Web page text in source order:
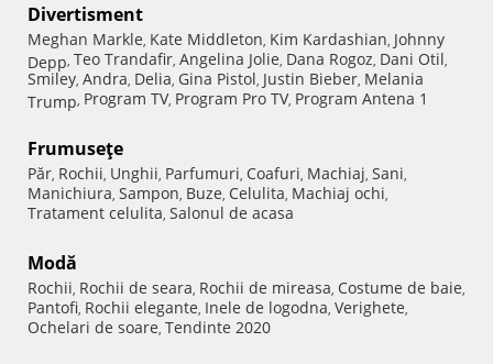
Divertisment
Meghan Markle, Kate Middleton, Kim Kardashian, Johnny
Depp, Teo Trandafir, Angelina Jolie, Dana Rogoz, Dani Otil,
Smiley, Andra, Delia, Gina Pistol, Justin Bieber, Melania
Trump, Program TV, Program Pro TV, Program Antena 1
Frumuseţe
Păr, Rochii, Unghii, Parfumuri, Coafuri, Machiaj, Sani,
Manichiura, Sampon, Buze, Celulita, Machiaj ochi,
Tratament celulita, Salonul de acasa
Modă
Rochii, Rochii de seara, Rochii de mireasa, Costume de baie,
Pantofi, Rochii elegante, Inele de logodna, Verighete,
Ochelari de soare, Tendinte 2020